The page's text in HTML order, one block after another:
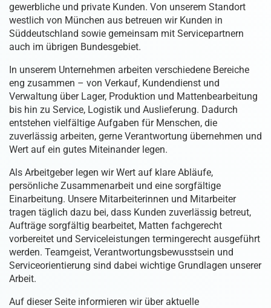
gewerbliche und private Kunden. Von unserem Standort
westlich von München aus betreuen wir Kunden in
Süddeutschland sowie gemeinsam mit Servicepartnern
auch im übrigen Bundesgebiet.
In unserem Unternehmen arbeiten verschiedene Bereiche
eng zusammen – von Verkauf, Kundendienst und
Verwaltung über Lager, Produktion und Mattenbearbeitung
bis hin zu Service, Logistik und Auslieferung. Dadurch
entstehen vielfältige Aufgaben für Menschen, die
zuverlässig arbeiten, gerne Verantwortung übernehmen und
Wert auf ein gutes Miteinander legen.
Als Arbeitgeber legen wir Wert auf klare Abläufe,
persönliche Zusammenarbeit und eine sorgfältige
Einarbeitung. Unsere Mitarbeiterinnen und Mitarbeiter
tragen täglich dazu bei, dass Kunden zuverlässig betreut,
Aufträge sorgfältig bearbeitet, Matten fachgerecht
vorbereitet und Serviceleistungen termingerecht ausgeführt
werden. Teamgeist, Verantwortungsbewusstsein und
Serviceorientierung sind dabei wichtige Grundlagen unserer
Arbeit.
Auf dieser Seite informieren wir über aktuelle